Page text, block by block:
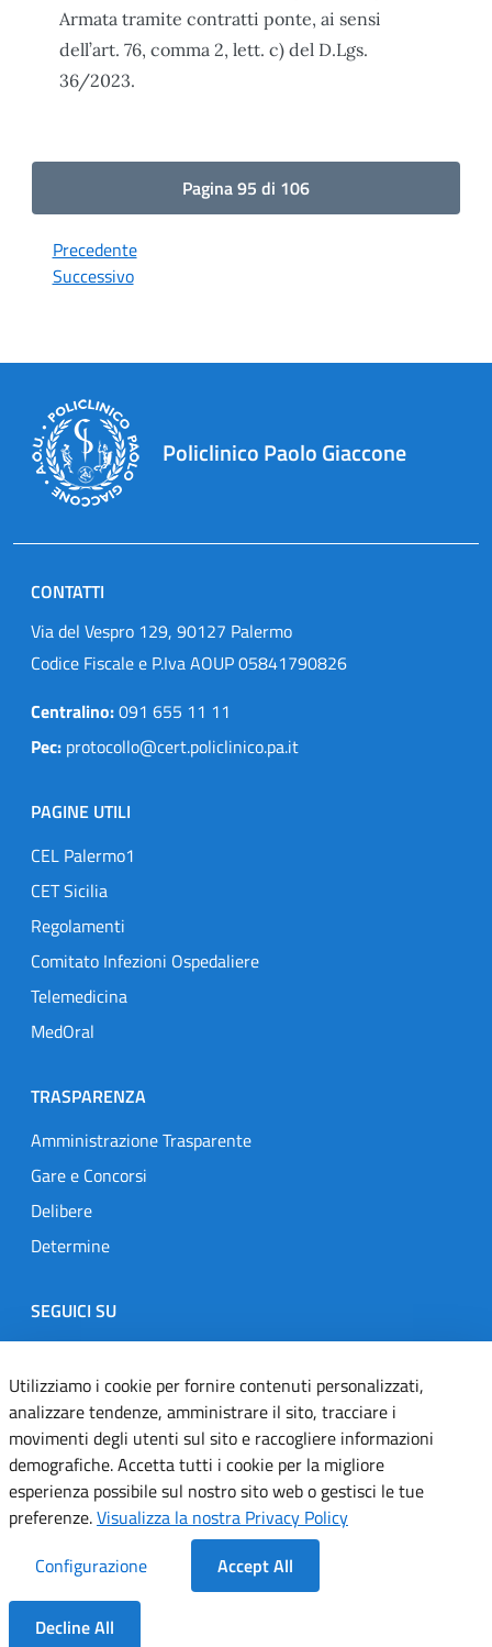
Armata tramite contratti ponte, ai sensi
dell’art. 76, comma 2, lett. c) del D.Lgs.
36/2023.
Pagina 95 di 106
Precedente
Successivo
Policlinico Paolo Giaccone
CONTATTI
Via del Vespro 129, 90127 Palermo
Codice Fiscale e P.Iva AOUP 05841790826
Centralino:091 655 11 11
Pec: protocollo@cert.policlinico.pa.it
PAGINE UTILI
CEL Palermo1
CET Sicilia
Regolamenti
Comitato Infezioni Ospedaliere
Telemedicina
MedOral
TRASPARENZA
Amministrazione Trasparente
Gare e Concorsi
Delibere
Determine
SEGUICI SU
Designers Italia
TwitterInstagramYoutubeLinkedin
Dichiarazione di accessibilità
Informativa cookie
Note legali
Servizi Applicativi
Utilizziamo i cookie per fornire contenuti personalizzati,
analizzare tendenze, amministrare il sito, tracciare i
movimenti degli utenti sul sito e raccogliere informazioni
demografiche. Accetta tutti i cookie per la migliore
esperienza possibile sul nostro sito web o gestisci le tue
preferenze.Visualizza la nostra Privacy Policy
Configurazione
Accept All
Decline All